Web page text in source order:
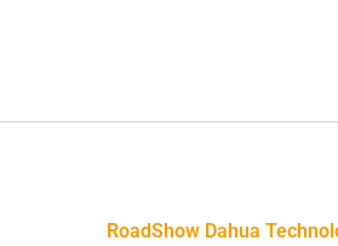
RoadShow Dahua